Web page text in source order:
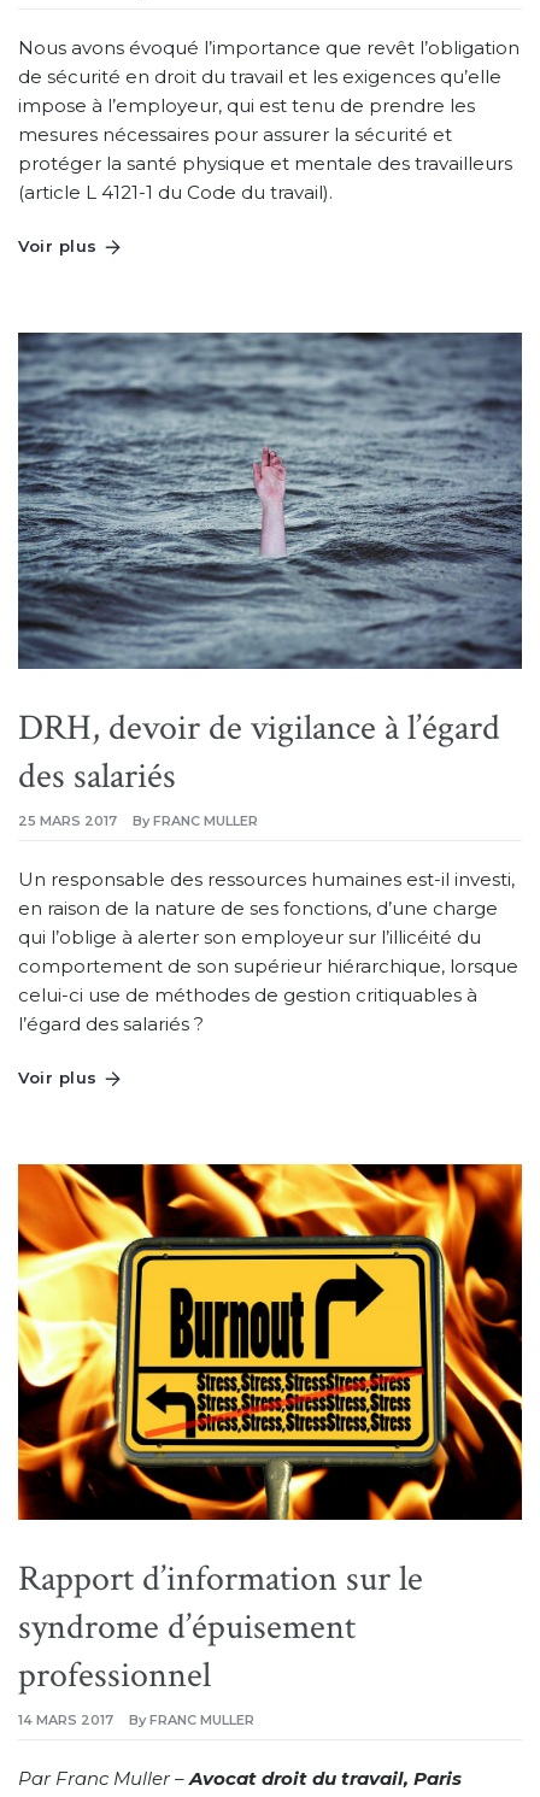
Nous avons évoqué l’importance que revêt l’obligation
de sécurité en droit du travail et les exigences qu’elle
impose à l’employeur, qui est tenu de prendre les
mesures nécessaires pour assurer la sécurité et
protéger la santé physique et mentale des travailleurs
(article L 4121-1 du Code du travail).
Voir plus
DRH, devoir de vigilance à l’égard
des salariés
25 MARS 2017 By FRANC MULLER
Un responsable des ressources humaines est-il investi,
en raison de la nature de ses fonctions, d’une charge
qui l’oblige à alerter son employeur sur l’illicéité du
comportement de son supérieur hiérarchique, lorsque
celui-ci use de méthodes de gestion critiquables à
l’égard des salariés ?
Voir plus
Rapport d’information sur le
syndrome d’épuisement
professionnel
14 MARS 2017 By FRANC MULLER
Par Franc Muller –Avocat droit du travail, Paris